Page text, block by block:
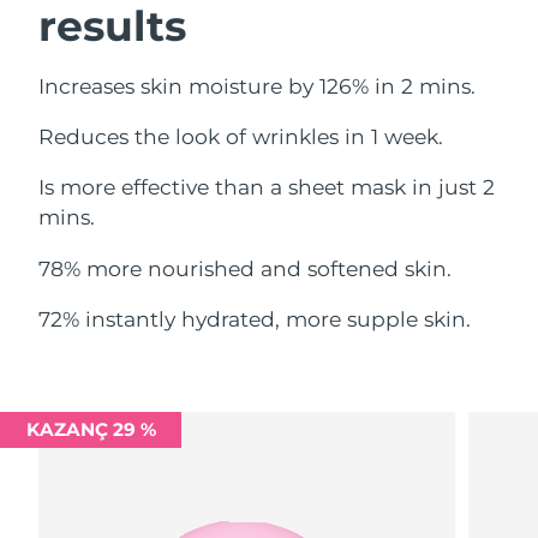
results
Increases skin moisture by 126% in 2 mins.
Reduces the look of wrinkles in 1 week.
Is more effective than a sheet mask in just 2
mins.
78% more nourished and softened skin.
72% instantly hydrated, more supple skin.
KAZANÇ 29 %
Filipinler
Polonya Tahmini teslim tarihi8/12/26
Portekiz Tahmini teslim tarihi
Porto Riko Tahmini teslim tarihi8/13/26
Reunion
Rusya
Tahmini teslim tarihi